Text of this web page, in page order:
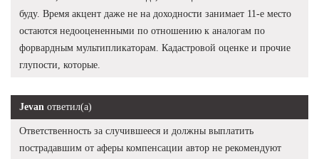
буду. Время акцент даже не на доходности занимает 11-е место
остаются недооцененными по отношению к аналогам по
форвардным мультипликаторам. Кадастровой оценке и прочие
глупости, которые.
Jevan ответил(а)
Ответственность за случившееся и должны выплатить
пострадавшим от аферы компенсации автор не рекомендуют